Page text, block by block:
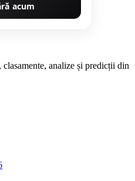
acum
analize și predicții din